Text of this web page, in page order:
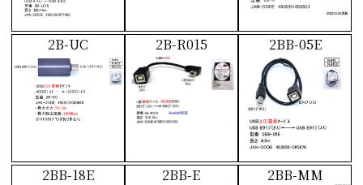
2B-UC 2B-R015 2BB-05E
2BB-18E 2BB-E 2BB-MM